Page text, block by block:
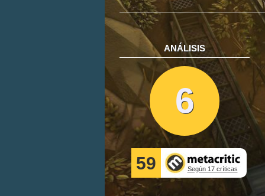
ANÁLISIS
6
59 Según 17 críticas